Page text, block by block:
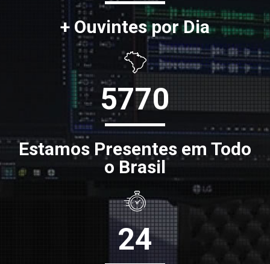
+ Ouvintes por Dia
5770
Estamos Presentes em Todo
o Brasil
24